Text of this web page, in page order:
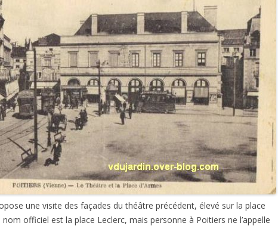
une visite des façades du théâtre précédent, élevé sur la place
nom officiel est la place Leclerc, mais personne à Poitiers ne l’appelle